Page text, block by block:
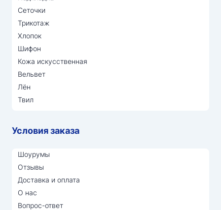
Сеточки
Трикотаж
Хлопок
Шифон
Кожа искусственная
Вельвет
Лён
Твил
Условия заказа
Шоурумы
Отзывы
Доставка и оплата
О нас
Вопрос-ответ